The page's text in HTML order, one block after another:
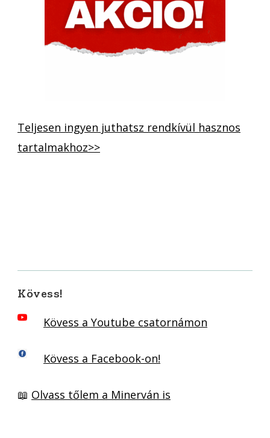
Teljesen ingyen juthatsz rendkívül hasznos
tartalmakhoz>>
Kövess!
Kövess a Youtube csatornámon
Kövess a Facebook-on!
📖 Olvass tőlem a Minerván is